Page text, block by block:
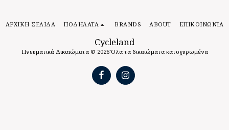
Cycleland
Πνευματικά Δικαιώματα © 2026 Όλα τα δικαιώματα κατοχυρωμένα
ΑΡΧΙΚΉ ΣΕΛΊΔΑ ΠΟΔΗΛΑΤΑ BRANDS ABOUT ΕΠΙΚΟΙΝΩΝΊΑ